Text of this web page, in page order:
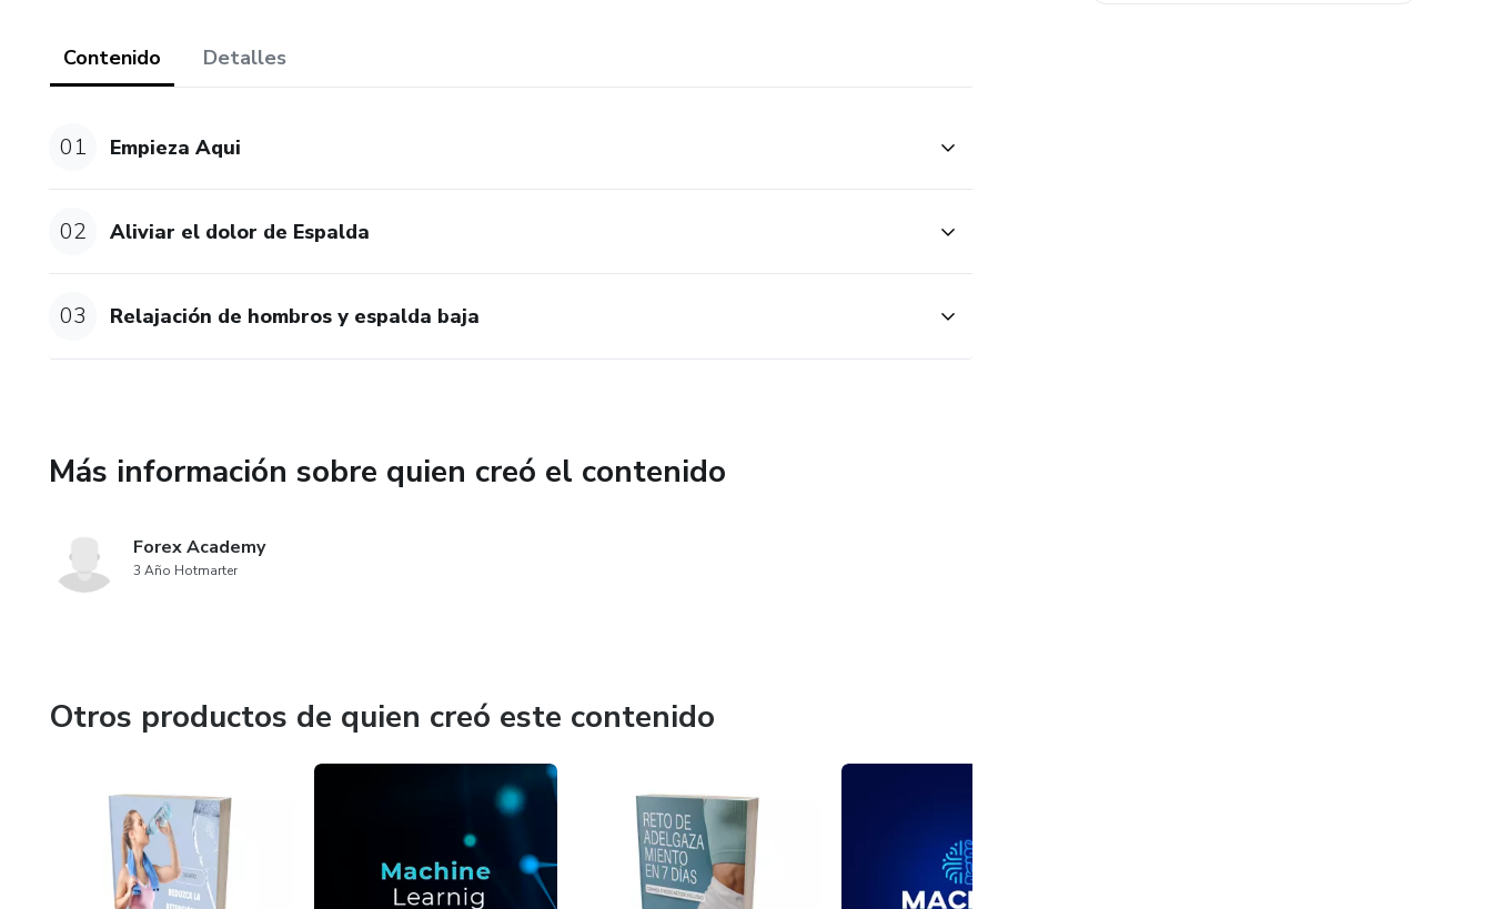
Contenido Detalles
01 Empieza Aqui
02 Aliviar el dolor de Espalda
03 Relajación de hombros y espalda baja
Más información sobre quien creó el contenido
Forex Academy
3 Año Hotmarter
Otros productos de quien creó este contenido